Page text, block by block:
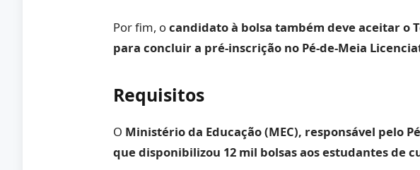
Por fim, ocandidato à bolsa também deve aceitar o
para concluir a pré-inscrição no Pé-de-Meia
Requisitos
O Ministério da Educação (MEC), responsável pelo
que disponibilizou 12 mil bolsas aos estudantes de